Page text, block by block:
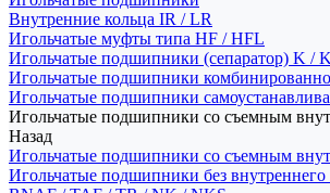
Внутренние кольца IR / LR
Игольчатые муфты типа HF / HFL
Игольчатые подшипники (сепаратор) K /
Игольчатые подшипники
Игольчатые подшипники
Игольчатые подшипники со съемным
Назад
Игольчатые подшипники со съемным
Игольчатые подшипники без